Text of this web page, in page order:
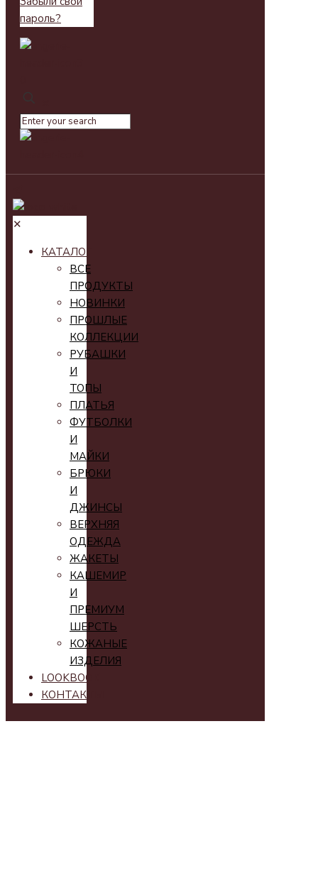
пароль?
✕
КАТАЛОГ
ВСЕ
ПРОДУКТЫ
НОВИНКИ
ПРОШЛЫЕ
КОЛЛЕКЦИИ
РУБАШКИ
И
ТОПЫ
ПЛАТЬЯ
ФУТБОЛКИ
И
МАЙКИ
БРЮКИ
И
ДЖИНСЫ
ВЕРХНЯЯ
ОДЕЖДА
ЖАКЕТЫ
КАШЕМИР
И
ПРЕМИУМ
ШЕРСТЬ
КОЖАНЫЕ
ИЗДЕЛИЯ
LOOKBOOK
КОНТАКТЫ